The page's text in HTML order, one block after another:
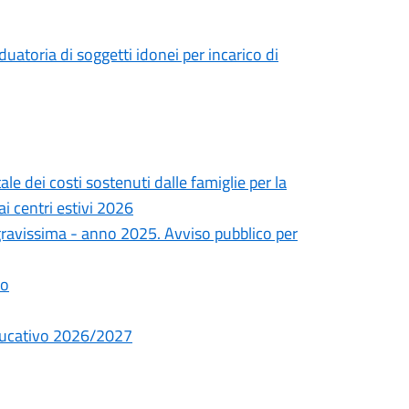
di soggetti idonei per incarico di
dei costi sostenuti dalle famiglie per la
centri estivi 2026
- anno 2025. Avviso pubblico per
2026/2027